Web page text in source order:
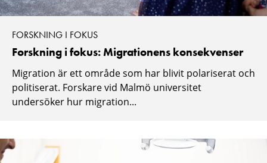
FORSKNING I FOKUS
Forskning i fokus: Migrationens konsekvenser
Migration är ett område som har blivit polariserat och
politiserat. Forskare vid Malmö universitet
undersöker hur migration...